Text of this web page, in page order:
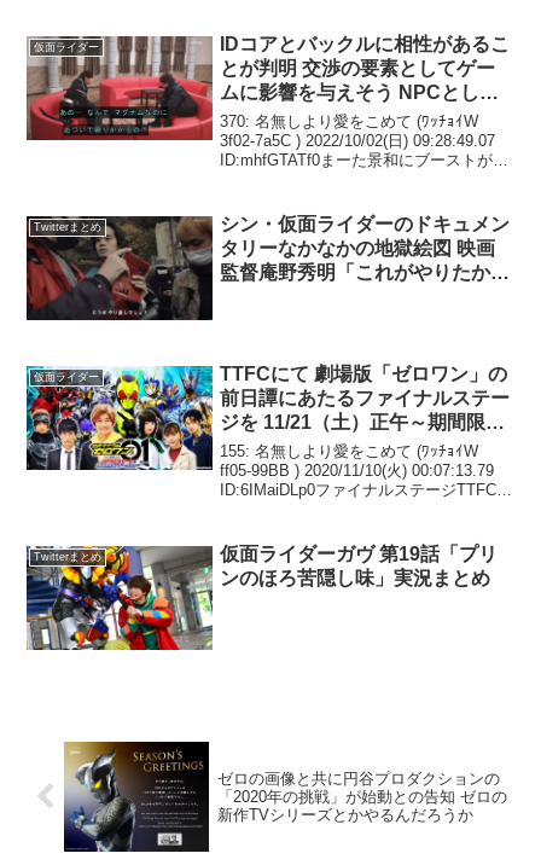
ペシャルイベント開催決定！! !19...
仮面ライダー
IDコアとバックルに相性があるこ
とが判明 交渉の要素としてゲー
ムに影響を与えそう NPCとして
参戦したパンクジャック 使えな
いと評されるが果たして 仮面ラ
イダーギーツ 第5話 感想まとめ
370: 名無しより愛をこめて (ﾜｯﾁｮｲW
3f02-7a5C ) 2022/10/02(日) 09:28:49.07
ID:mhfGTATf0まーた景和にブーストが運
Twitterまとめ
シン・仮面ライダーのドキュメン
タリーなかなかの地獄絵図 映画
監督庵野秀明「これがやりたかっ
仮面ライダー
TTFCにて 劇場版「ゼロワン」の
前日譚にあたるファイナルステー
ジを 11/21（土）正午～期間限定
見放題配信開始 ストーリー的に
繋がりがあるから 映画の前に見
ておきたい
155: 名無しより愛をこめて (ﾜｯﾁｮｲW
ff05-99BB ) 2020/11/10(火) 00:07:13.79
ID:6IMaiDLp0ファイナルステージTTFC配
Twitterまとめ
仮面ライダーガヴ 第19話「プリ
ンのほろ苦隠し味」実況まとめ
ゼロの画像と共に円谷プロダクションの
「2020年の挑戦」が始動との告知 ゼロの
新作TVシリーズとかやるんだろうか